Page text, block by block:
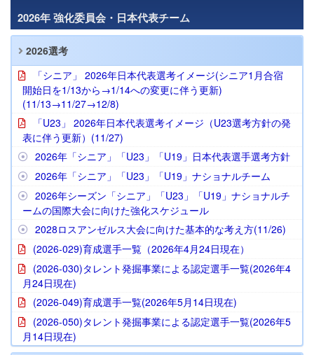
2026年 強化委員会・日本代表チーム
2026選考
「シニア」 2026年日本代表選考イメージ(シニア1月合宿
開始日を1/13から→1/14への変更に伴う更新)
(11/13→11/27→12/8)
「U23」 2026年日本代表選考イメージ（U23選考方針の発
表に伴う更新）(11/27)
2026年「シニア」「U23」「U19」日本代表選手選考方針
2026年「シニア」「U23」「U19」ナショナルチーム
2026年シーズン「シニア」「U23」「U19」ナショナルチ
ームの国際大会に向けた強化スケジュール
2028ロスアンゼルス大会に向けた基本的な考え方(11/26)
(2026-029)育成選手一覧（2026年4月24日現在）
(2026-030)タレント発掘事業による認定選手一覧(2026年4
月24日現在)
(2026-049)育成選手一覧(2026年5月14日現在)
(2026-050)タレント発掘事業による認定選手一覧(2026年5
月14日現在)